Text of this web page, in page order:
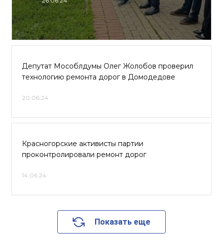
Депутат Мособлдумы Олег Жолобов проверил
технологию ремонта дорог в Домодедове
20.06.24
Красногорские активисты партии
проконтролировали ремонт дорог
14.06.24
Показать еще